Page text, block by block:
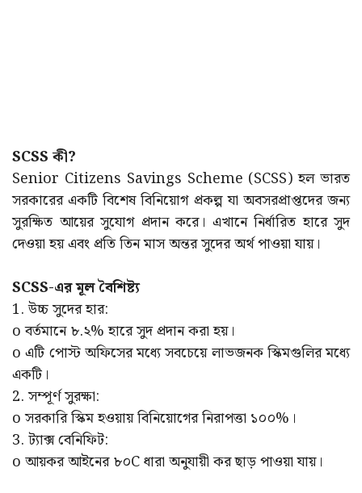
SCSS কী?
Senior Citizens Savings Scheme (SCSS) হল ভারত
সরকারের একটি বিশেষ বিনিয়োগ প্রকল্প যা অবসরপ্রাপ্তদের জন্য
সুরক্ষিত আয়ের সুযোগ প্রদান করে। এখানে নির্ধারিত হারে সুদ
দেওয়া হয় এবং প্রতি তিন মাস অন্তর সুদের অর্থ পাওয়া যায়।
SCSS-এর মূল বৈশিষ্ট্য
1. উচ্চ সুদের হার:
o বর্তমানে ৮.২% হারে সুদ প্রদান করা হয়।
o এটি পোস্ট অফিসের মধ্যে সবচেয়ে লাভজনক স্কিমগুলির মধ্যে
একটি।
2. সম্পূর্ণ সুরক্ষা:
o সরকারি স্কিম হওয়ায় বিনিয়োগের নিরাপত্তা ১০০%।
3. ট্যাক্স বেনিফিট:
o আয়কর আইনের ৮০C ধারা অনুযায়ী কর ছাড় পাওয়া যায়।